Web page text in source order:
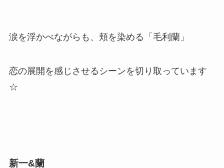
涙を浮かべながらも、頬を染める「毛利蘭」
恋の展開を感じさせるシーンを切り取っています
☆
新一&蘭